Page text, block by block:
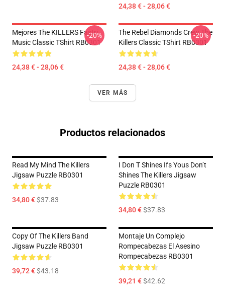
24,38 € - 28,06 €
Mejores The KILLERS Fastri
Music Classic TShirt RB0301
24,38 € - 28,06 €
-20%
The Rebel Diamonds Crew The
Killers Classic TShirt RB0301
24,38 € - 28,06 €
-20%
VER MÁS
Productos relacionados
Read My Mind The Killers
Jigsaw Puzzle RB0301
34,80 €$37.83
I Don T Shines Ifs Yous Don’t
Shines The Killers Jigsaw
Puzzle RB0301
34,80 €$37.83
Copy Of The Killers Band
Jigsaw Puzzle RB0301
39,72 €$43.18
Montaje Un Complejo
Rompecabezas El Asesino
Rompecabezas RB0301
39,21 €$42.62